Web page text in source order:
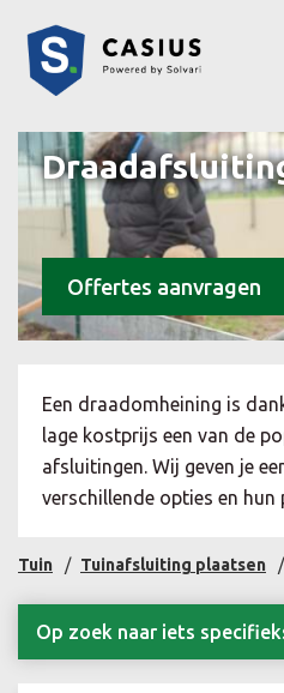
Offertes aanvragen
Een draadomheining is
lage kostprijs een van de
afsluitingen. Wij geven je
verschillende opties en hun
Tuin Tuinafsluiting plaatsen
Op zoek naar iets